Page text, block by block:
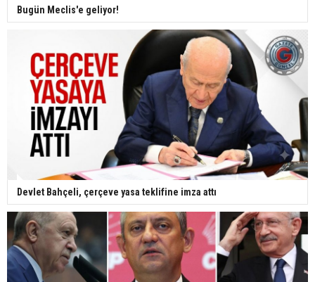
Bugün Meclis'e geliyor!
Devlet Bahçeli, çerçeve yasa teklifine imza attı